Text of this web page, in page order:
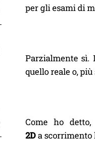
per gli esami di
Parzialmente sì.
quello reale o,
Come ho
2Da